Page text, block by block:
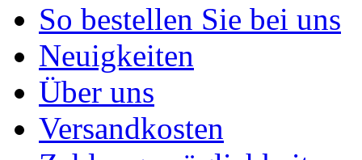
So bestellen Sie bei uns
Neuigkeiten
Über uns
Versandkosten